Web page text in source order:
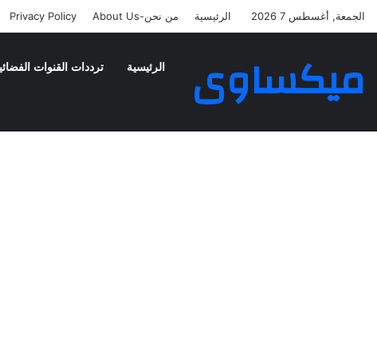
الجمعة, أغسطس 7 2026 الرئيسية من نحن-About Us Privacy Policy
ميكساوى الرئيسية ترددات القنوات